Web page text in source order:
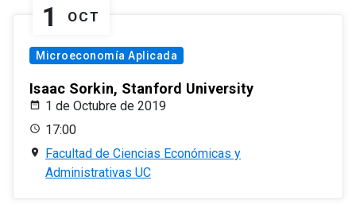
1 OCT
Microeconomía Aplicada
Isaac Sorkin, Stanford University
1 de Octubre de 2019
17:00
Facultad de Ciencias Económicas y
Administrativas UC